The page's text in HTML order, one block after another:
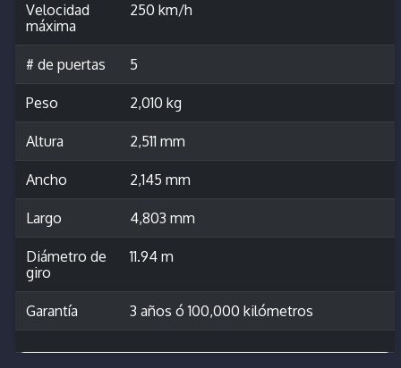
Velocidad
máxima
250 km/h
# de puertas 5
Peso 2,010 kg
Altura 2,511 mm
Ancho 2,145 mm
Largo 4,803 mm
Diámetro de
giro
11.94 m
Garantía 3 años ó 100,000 kilómetros